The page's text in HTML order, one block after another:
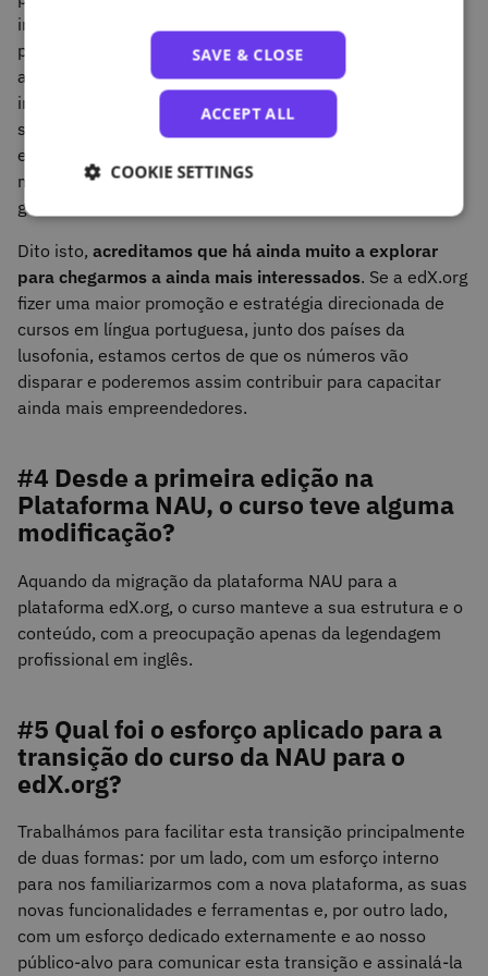
inglês possibilita que um maior número de pessoas
possa igualmente fazer este curso. O facto de Lisboa
atrair cada vez mais pessoas, incluindo alunos
internacionais, e ter uma projeção cada vez mais
significativa no panorama do empreendedorismo
europeu pode contribuir também para alguma procura,
mas não podemos ainda concluir isto com um elevado
grau de certeza.
Dito isto, acreditamos que há ainda muito a explorar
para chegarmos a ainda mais interessados. Se a edX.org
fizer uma maior promoção e estratégia direcionada de
cursos em língua portuguesa, junto dos países da
lusofonia, estamos certos de que os números vão
disparar e poderemos assim contribuir para capacitar
ainda mais empreendedores.
#4 Desde a primeira edição na
Plataforma NAU, o curso teve alguma
modificação?
Aquando da migração da plataforma NAU para a
plataforma edX.org, o curso manteve a sua estrutura e o
conteúdo, com a preocupação apenas da legendagem
profissional em inglês.
#5 Qual foi o esforço aplicado para a
transição do curso da NAU para o
edX.org?
Trabalhámos para facilitar esta transição principalmente
de duas formas: por um lado, com um esforço interno
para nos familiarizarmos com a nova plataforma, as suas
novas funcionalidades e ferramentas e, por outro lado,
com um esforço dedicado externamente e ao nosso
público-alvo para comunicar esta transição e assinalá-la
SAVE & CLOSE
ACCEPT ALL
COOKIE SETTINGS